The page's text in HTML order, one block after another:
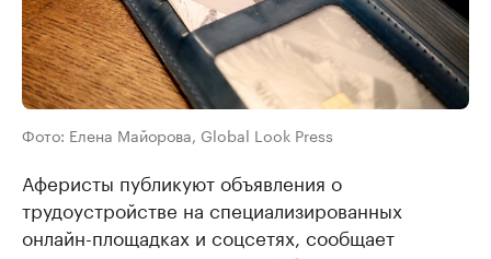
Фото: Елена Майорова, Global Look Press
Аферисты публикуют объявления о
трудоустройстве на специализированных
онлайн-площадках и соцсетях, сообщает